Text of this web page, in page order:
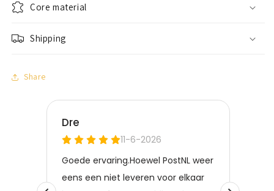
Core material
Shipping
Share